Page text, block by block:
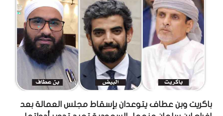
باكريت وبن عطاف يتوعدان بإسقاط مجلس العمالة بعد